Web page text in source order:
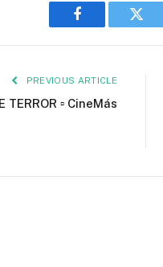
Facebook
PREVIOUS ARTICLE
TERROR ▫️ CineMás